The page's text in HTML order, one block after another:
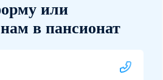
или
в пансионат